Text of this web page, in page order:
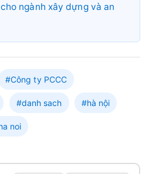
ngành xây dựng và an
#Công ty PCCC
#danh sach #hà nội
noi